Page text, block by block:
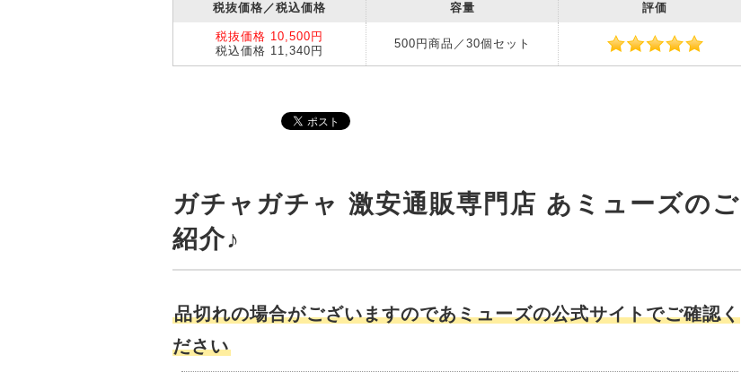
税抜価格／税込価格 容量 評価
税抜価格 10,500円
税込価格 11,340円
500円商品／30個セット
ガチャガチャ 激安通販専門店 あミューズのご
紹介♪
品切れの場合がございますのであミューズの公式サイトでご確認く
ださい